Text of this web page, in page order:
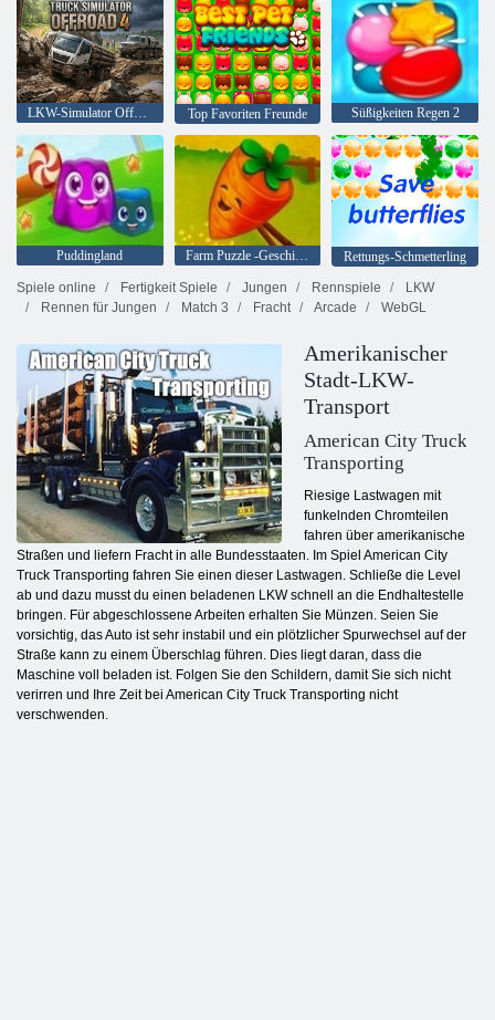
LKW-Simulator OffRoad 4 Top Favoriten Freunde Süßigkeiten Regen 2
Puddingland Farm Puzzle -Geschichte
Rettungs-Schmetterling
Spiele online
Fertigkeit Spiele Jungen Rennspiele
LKW
Rennen für Jungen
Match 3 Fracht Arcade WebGL
Amerikanischer
Stadt-LKW-
Transport
American City Truck
Transporting
Riesige Lastwagen mit
funkelnden Chromteilen
fahren über amerikanische
Straßen und liefern Fracht in alle Bundesstaaten. Im Spiel American City
Truck Transporting fahren Sie einen dieser Lastwagen. Schließe die Level
ab und dazu musst du einen beladenen LKW schnell an die Endhaltestelle
bringen. Für abgeschlossene Arbeiten erhalten Sie Münzen. Seien Sie
vorsichtig, das Auto ist sehr instabil und ein plötzlicher Spurwechsel auf der
Straße kann zu einem Überschlag führen. Dies liegt daran, dass die
Maschine voll beladen ist. Folgen Sie den Schildern, damit Sie sich nicht
verirren und Ihre Zeit bei American City Truck Transporting nicht
verschwenden.